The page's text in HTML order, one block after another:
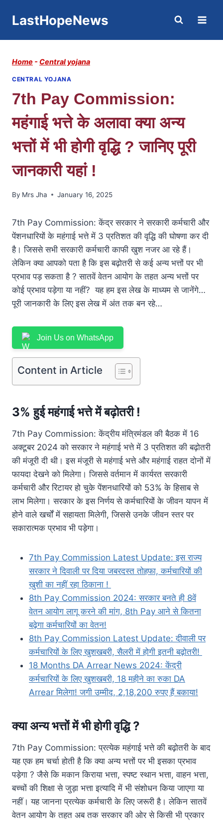
LastHopeNews
Home - Central yojana
CENTRAL YOJANA
7th Pay Commission:
महंगाई भत्ते के अलावा क्या अन्य
भत्तों में भी होगी वृद्धि ? जानिए पूरी
जानकारी यहां !
By Mrs Jha January 16, 2025
7th Pay Commission: केंद्र सरकार ने सरकारी कर्मचारी और
पेंशनधारियों के महंगाई भत्ते में 3 प्रतिशत की वृद्धि की घोषणा कर दी
है। जिससे सभी सरकारी कर्मचारी काफी खुश नजर आ रहे हैं।
लेकिन क्या आपको पता है कि इस बढ़ोतरी से कई अन्य भत्तों पर भी
प्रभाव पड़ सकता है ? सातवें वेतन आयोग के तहत अन्य भत्तों पर
कोई प्रभाव पड़ेगा या नहीं? यह हम इस लेख के माध्यम से जानेंगे…
पूरी जानकारी के लिए इस लेख में अंत तक बन रहे…
Join Us on WhatsApp
Content in Article
3% हुई महंगाई भत्ते में बढ़ोतरी !
7th Pay Commission: केंद्रीय मंत्रिमंडल की बैठक में 16
अक्टूबर 2024 को सरकार ने महंगाई भत्ते में 3 प्रतिशत की बढ़ोतरी
की मंजूरी दी थी। इस मंजूरी से महंगाई भत्ते और महंगाई राहत दोनों में
फायदा देखने को मिलेगा। जिससे वर्तमान में कार्यरत सरकारी
कर्मचारी और रिटायर हो चुके पेंशनधारियों को 53% के हिसाब से
लाभ मिलेगा। सरकार के इस निर्णय से कर्मचारियों के जीवन यापन में
होने वाले खर्चों में सहायता मिलेगी, जिससे उनके जीवन स्तर पर
सकारात्मक प्रभाव भी पड़ेगा।
7th Pay Commission Latest Update: इस राज्य
सरकार ने दिवाली पर दिया जबरदस्त तोहफा, कर्मचारियों की
खुशी का नहीं रहा ठिकाना !
8th Pay Commission 2024: सरकार बनते ही 8वें
वेतन आयोग लागू करने की मांग, 8th Pay आने से कितना
बढ़ेगा कर्मचारियों का वेतन!
8th Pay Commission Latest Update: दीवाली पर
कर्मचारियों के लिए खुशखबरी, सैलरी में होगी इतनी बढ़ोतरी!
18 Months DA Arrear News 2024: केंद्री
कर्मचारियों के लिए खुशखबरी, 18 महीने का रुका DA
Arrear मिलेगा! जगी उम्मीद, 2,18,200 रुपए हैं बकाया!
क्या अन्य भत्तों में भी होगी वृद्धि ?
7th Pay Commission: प्रत्येक महंगाई भत्ते की बढ़ोतरी के बाद
यह एक हम चर्चा होती है कि क्या अन्य भत्तों पर भी इसका प्रभाव
पड़ेगा ? जैसे कि मकान किराया भत्ता, स्पष्ट स्थान भत्ता, वाहन भत्ता,
बच्चों की शिक्षा से जुड़ा भत्ता इत्यादि में भी संशोधन किया जाएगा या
नहीं। यह जानना प्रत्येक कर्मचारी के लिए जरूरी है। लेकिन सातवें
वेतन आयोग के तहत अब तक सरकार की ओर से किसी भी प्रकार